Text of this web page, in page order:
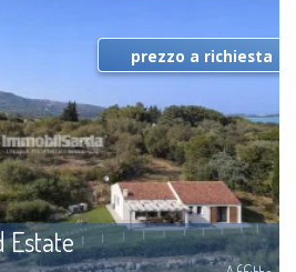
Estate
prezzo a richiesta